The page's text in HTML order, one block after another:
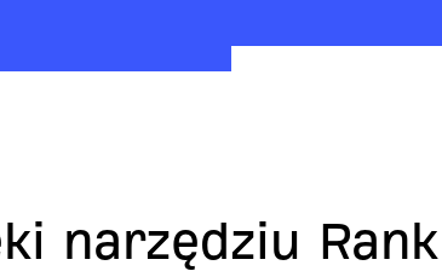
narzędziu